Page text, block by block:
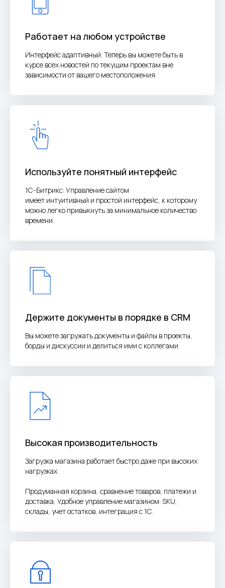
Работает на любом устройстве
Интерфейс адаптивный. Теперь вы можете быть в
курсе всех новостей по текущим проектам вне
зависимости от вашего местоположения.
Используйте понятный интерфейс
1С-Битрикс: Управление сайтом
имеет интуитивный и простой интерфейс, к которому
можно легко привыкнуть за минимальное количество
времени.
Держите документы в порядке в CRM
Вы можете загружать документы и файлы в проекты,
борды и дискуссии и делиться ими с коллегами.
Высокая производительность
Загрузка магазина работает быстро даже при высоких
нагрузках.
Продуманная корзина, сравнение товаров, платежи и
доставка, Удобное управление магазином: SKU,
склады, учет остатков, интеграция с 1С.
Связаться
Москва, Варшавское шоссе, 28А
Самара, Московское шоссе, 55, оф. 1316
Блог
info@business-i24.ru
+7(499) 350-41-18
напишите нам в МАКС